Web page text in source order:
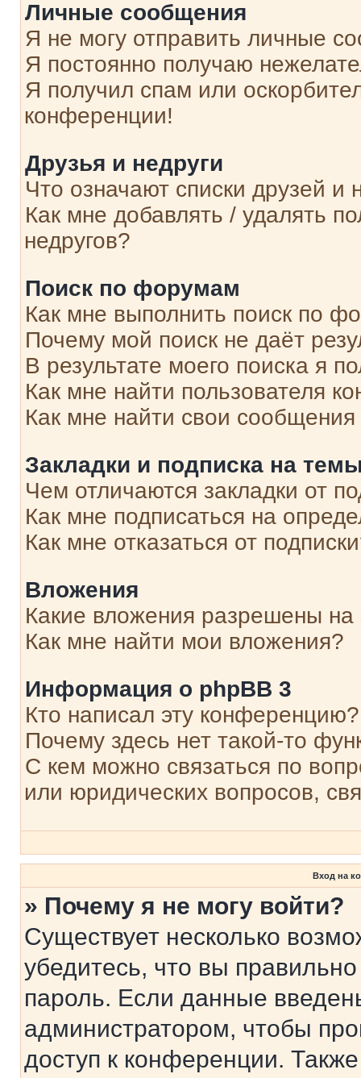
Личные сообщения
Я не могу отправить личные
Я постоянно получаю
Я получил спам или
конференции!
Друзья и недруги
Что означают списки друзей и
Как мне добавлять / удалять
недругов?
Поиск по форумам
Как мне выполнить поиск по
Почему мой поиск не даёт
В результате моего поиска я
Как мне найти пользователя
Как мне найти свои
Закладки и подписка на
Чем отличаются закладки от
Как мне подписаться на
Как мне отказаться от
Вложения
Какие вложения разрешены
Как мне найти мои вложения?
Информация о phpBB 3
Кто написал эту конференцию?
Почему здесь нет такой-то
С кем можно связаться по
или юридических вопросов,
Вход на
» Почему я не могу войти?
Существует несколько
убедитесь, что вы
пароль. Если данные
администратором, чтобы
доступ к конференции.